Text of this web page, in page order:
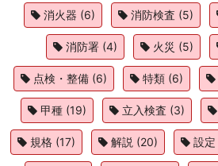
消火器 (6) 消防検査 (5)
消防署(4) 火災 (5)
点検・整備(6) 特類(6)
甲種 (19) 立入検査 (3)
規格 (17) 解説 (20) 設定